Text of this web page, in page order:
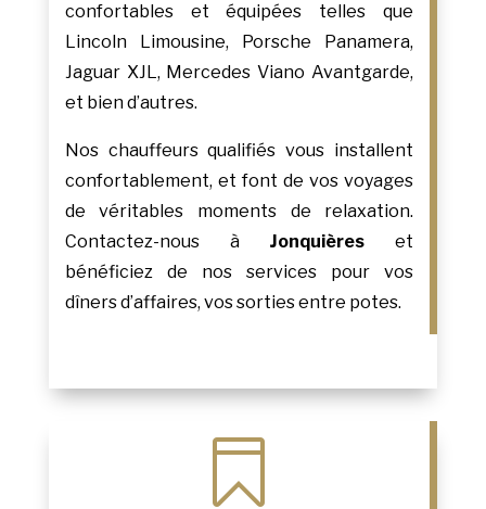
confortables et équipées telles que
Lincoln Limousine, Porsche Panamera,
Jaguar XJL, Mercedes Viano Avantgarde,
et bien d’autres.
Nos chauffeurs qualifiés vous installent
confortablement, et font de vos voyages
de véritables moments de relaxation.
Contactez-nous à Jonquières et
bénéficiez de nos services pour vos
dîners d’affaires, vos sorties entre potes.
